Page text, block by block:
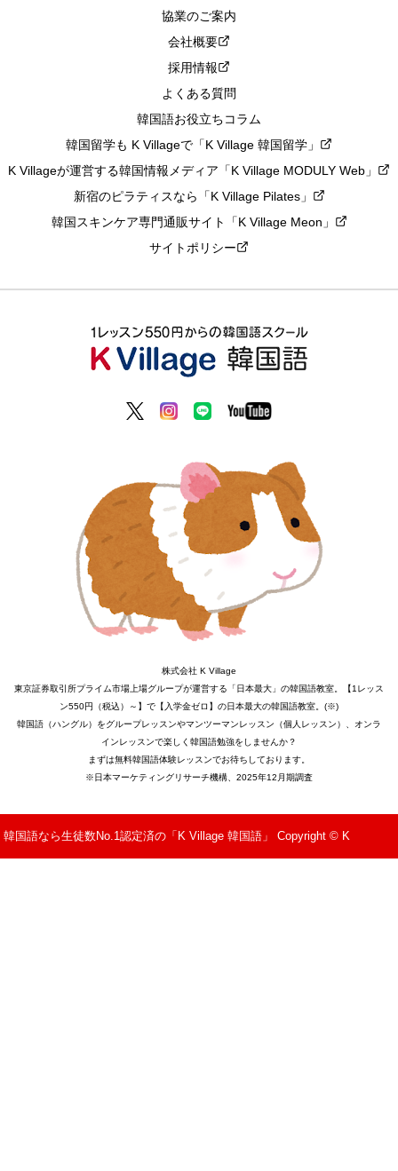
協業のご案内
会社概要
採用情報
よくある質問
韓国語お役立ちコラム
韓国留学も K Villageで「K Village 韓国留学」
K Villageが運営する韓国情報メディア「K Village MODULY Web」
新宿のピラティスなら「K Village Pilates」
韓国スキンケア専門通販サイト「K Village Meon」
サイトポリシー
株式会社 K Village
東京証券取引所プライム市場上場グループが運営する「日本最大」の韓国語教室。【1レッス
ン550円（税込）～】で【入学金ゼロ】の日本最大の韓国語教室。(※)
韓国語（ハングル）をグループレッスンやマンツーマンレッスン（個人レッスン）、オンラ
インレッスンで楽しく韓国語勉強をしませんか？
まずは無料韓国語体験レッスンでお待ちしております。
※日本マーケティングリサーチ機構、2025年12月期調査
韓国語なら生徒数No.1認定済の「K Village 韓国語」 Copyright © K